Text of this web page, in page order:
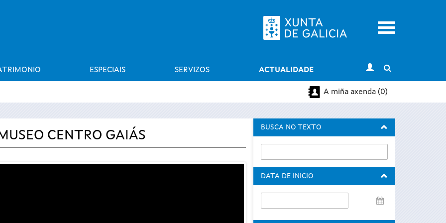
Menu
ESPECIAIS SERVIZOS ACTUALIDADE
search
A miña axenda (0)
CENTRO GAIÁS
BUSCA NO TEXTO
DATA DE INICIO
de